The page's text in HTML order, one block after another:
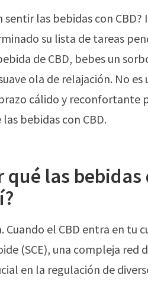
sentir las bebidas con
su lista de tareas
de CBD, bebes un
ola de relajación. No es
cálido y reconfortante
bebidas con CBD.
qué las bebidas
Cuando el CBD entra en tu
(SCE), una compleja red
en la regulación de